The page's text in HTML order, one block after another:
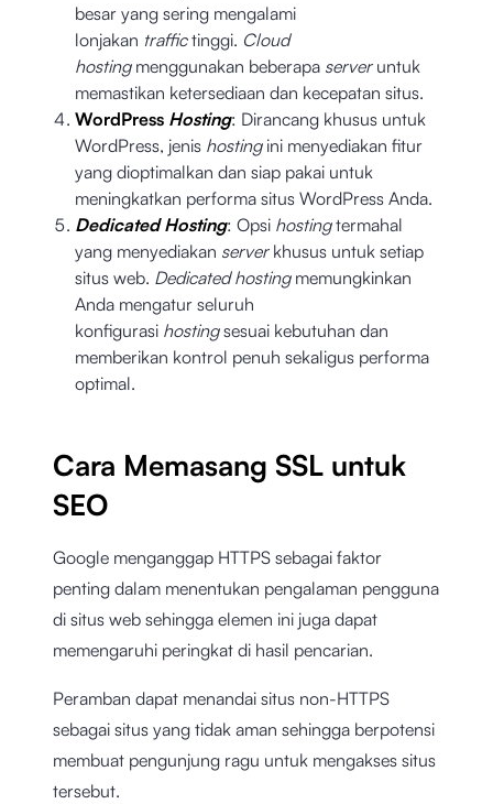
besar yang sering mengalami
lonjakan traffictinggi. Cloud
hosting menggunakan beberapa server untuk
memastikan ketersediaan dan kecepatan situs.
WordPress Hosting: Dirancang khusus untuk
WordPress, jenis hosting ini menyediakan fitur
yang dioptimalkan dan siap pakai untuk
meningkatkan performa situs WordPress Anda.
Dedicated Hosting: Opsi hostingtermahal
yang menyediakan server khusus untuk setiap
situs web. Dedicated hosting memungkinkan
Anda mengatur seluruh
konfigurasi hostingsesuai kebutuhan dan
memberikan kontrol penuh sekaligus performa
optimal.
Cara Memasang SSL untuk
SEO
Google menganggap HTTPS sebagai faktor
penting dalam menentukan pengalaman pengguna
di situs web sehingga elemen ini juga dapat
memengaruhi peringkat di hasil pencarian.
Peramban dapat menandai situs non-HTTPS
sebagai situs yang tidak aman sehingga berpotensi
membuat pengunjung ragu untuk mengakses situs
tersebut.